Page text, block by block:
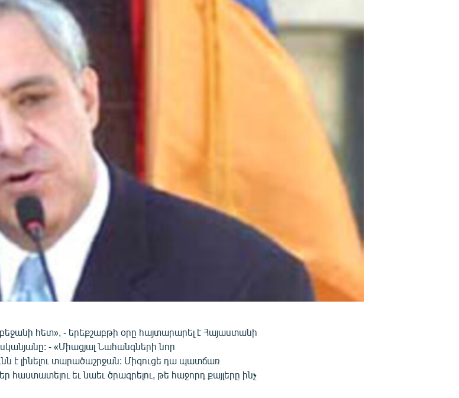
հետ», - երեքշաբթի օրը հայտարարել է Հայաստանի
- «Միացյալ Նահանգների նոր
է լինելու տարածաշրջան: Միգուցե դա պատճառ
եւ նաեւ ծրագրելու, թե հաջորդ քայլերը ինչ